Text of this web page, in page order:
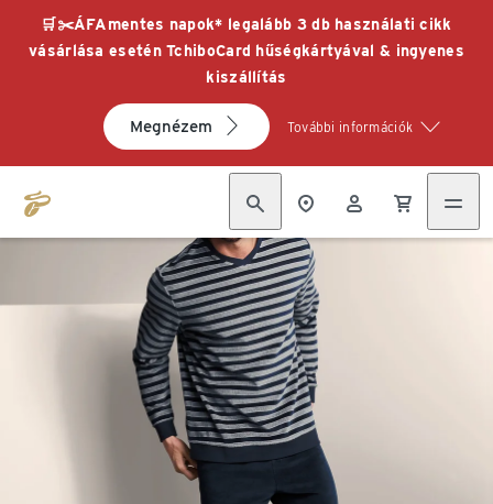
🛒✂️ÁFAmentes napok* legalább 3 db használati cikk
vásárlása esetén TchiboCard hűségkártyával & ingyenes
kiszállítás
Megnézem További információk